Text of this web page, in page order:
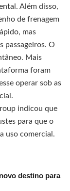
Além disso,
de frenagem
mas
passageiros. O
Mais
foram
operar sob as
indicou que
para que o
uso comercial.
destino para